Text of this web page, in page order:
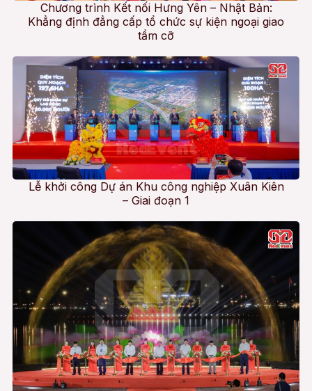
Chương trình Kết nối Hưng Yên – Nhật Bản:
Khẳng định đẳng cấp tổ chức sự kiện ngoại giao
tầm cỡ
Lễ khởi công Dự án Khu công nghiệp Xuân Kiên
– Giai đoạn 1